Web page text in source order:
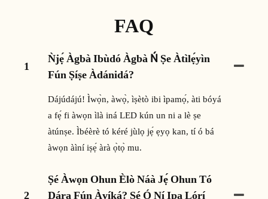
FAQ
1
Ǹjẹ́ Àgbà Ibùdó Àgbà Ń Ṣe Àtìlẹ́yìn
Fún Ṣíṣe Àdánidá?
Dájúdájú! Ìwọ̀n, àwọ̀, ìṣètò ibi ìpamọ́, àti bóyá
a fẹ́ fi àwọn ìlà iná LED kún un ni a lè ṣe
àtúnṣe. Ìbéèrè tó kéré jùlọ jẹ́ ẹyọ kan, tí ó bá
àwọn àìní iṣẹ́ àrà ọ̀tọ̀ mu.
2
Ṣé Àwọn Ohun Èlò Náà Jẹ́ Ohun Tó
Dára Fún Àyíká? Ṣé Ó Ní Ipa Lórí